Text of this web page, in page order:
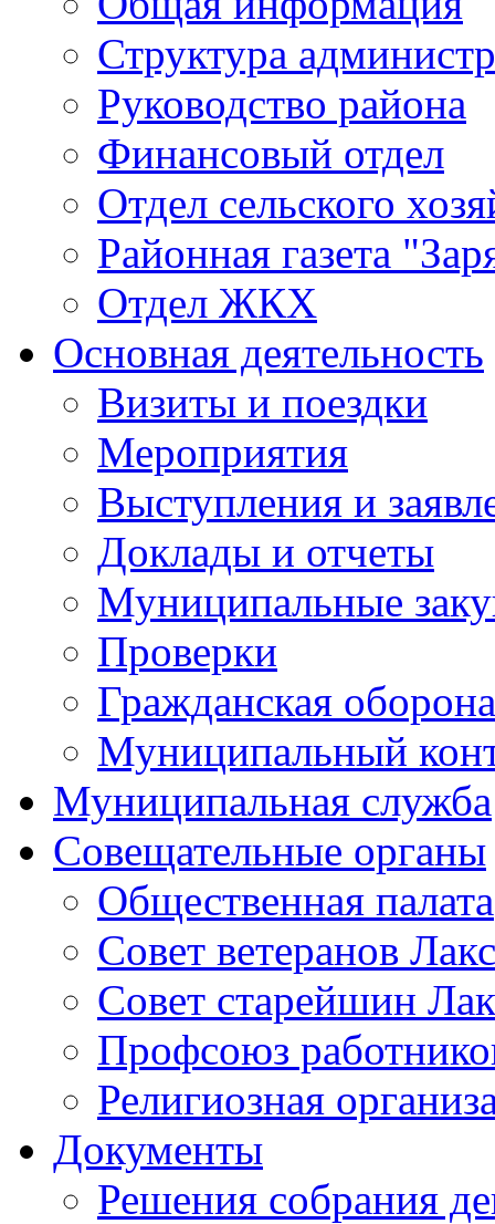
Структура
Руководство района
Финансовый отдел
Отдел сельского
Районная газета
Отдел ЖКХ
Основная деятельность
Визиты и поездки
Мероприятия
Выступления и
Доклады и отчеты
Муниципальные
Проверки
Гражданская
Муниципальный
Муниципальная служба
Совещательные органы
Общественная палата
Совет ветеранов
Совет старейшин
Профсоюз
Религиозная
Документы
Решения собрания